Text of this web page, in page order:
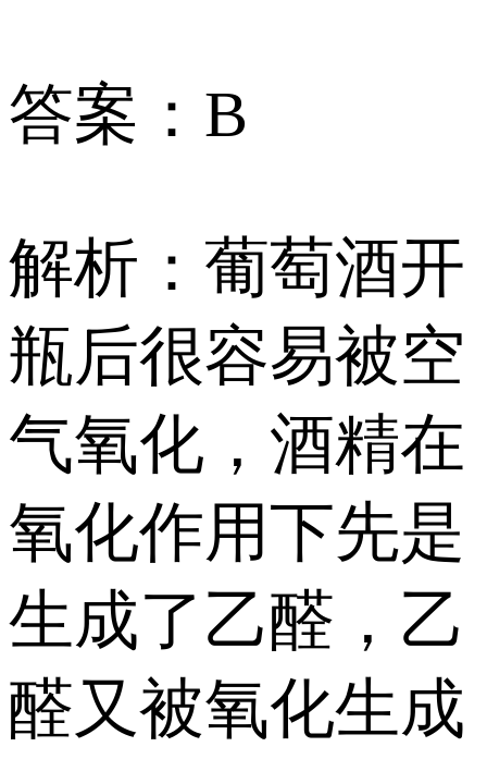
答案：B
解析：葡萄酒开
瓶后很容易被空
气氧化，酒精在
氧化作用下先是
生成了乙醛，乙
醛又被氧化生成